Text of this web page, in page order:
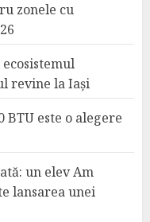
zonele cu
revine la Iași
BTU este o alegere
un elev Am
lansarea unei